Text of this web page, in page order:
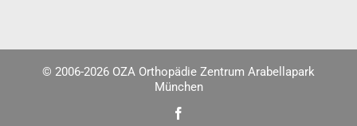
© 2006-2026 OZA Orthopädie Zentrum Arabellapark
München